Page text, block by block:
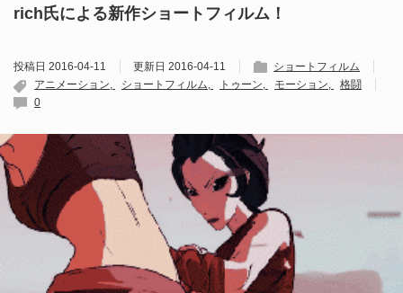
rich氏による新作ショートフィルム！
投稿日 2016-04-11 更新日 2016-04-11
ショートフィルム
アニメーション
ショートフィルム トゥーン モーション
格闘
0